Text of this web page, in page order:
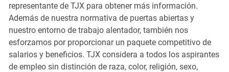
representante de TJX para obtener más información.
Además de nuestra normativa de puertas abiertas y
nuestro entorno de trabajo alentador, también nos
esforzamos por proporcionar un paquete competitivo de
salarios y beneficios. TJX considera a todos los aspirantes
de empleo sin distinción de raza, color, religión, sexo,